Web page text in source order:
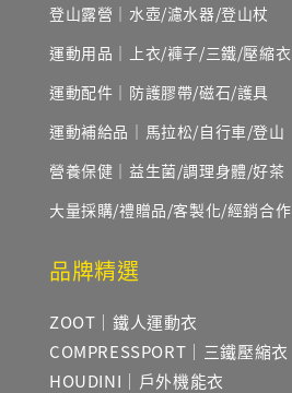
登山露營｜水壺/濾水器/登山杖
運動用品｜上衣/褲子/三鐵/壓縮衣
運動配件｜防護膠帶/磁石/護具
運動補給品｜馬拉松/自行車/登山
營養保健｜益生菌/調理身體/好茶
大量採購/禮贈品/客製化/經銷合作
品牌精選
ZOOT｜鐵人運動衣
COMPRESSPORT｜三鐵壓縮衣
HOUDINI｜戶外機能衣